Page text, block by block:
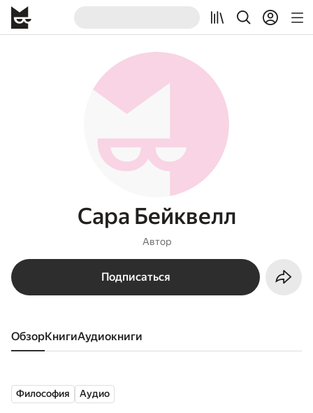
Сара Бейквелл
Автор
Подписаться
Обзор книги аудиокниги
Философия Аудио